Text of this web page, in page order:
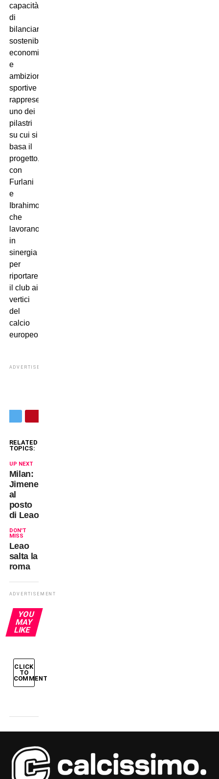
capacità
di
bilanciare
sostenibilità
economica
e
ambizioni
sportive
rappresenta
uno dei
pilastri
su cui si
basa il
progetto,
con
Furlani
e
Ibrahimovic
che
lavorano
in
sinergia
per
riportare
il club ai
vertici
del
calcio
europeo.
ADVERTISEMENT
RELATED
TOPICS:
UP NEXT
Milan:
Jimenez
al
posto
di Leao
DON'T
MISS
Leao
salta la
roma
ADVERTISEMENT
YOU
MAY
LIKE
CLICK
TO
COMMENT